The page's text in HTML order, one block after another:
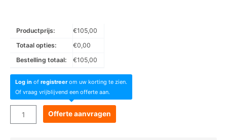
Productprijs: €105,00
Totaal opties:
€0,00
Bestelling totaal:
€105,00
Log in of registreerom uw korting te zien.
Of vraag vrijblijvend een offerte aan.
Goboservice
-
Offerte aanvragen